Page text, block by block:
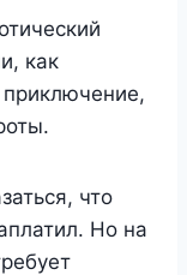
как
что
Но на